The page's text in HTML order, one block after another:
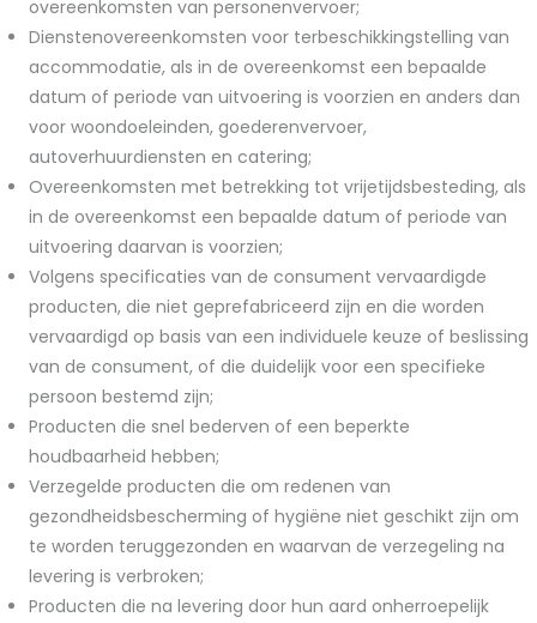
overeenkomsten van personenvervoer;
Dienstenovereenkomsten voor terbeschikkingstelling van
accommodatie, als in de overeenkomst een bepaalde
datum of periode van uitvoering is voorzien en anders dan
voor woondoeleinden, goederenvervoer,
autoverhuurdiensten en catering;
Overeenkomsten met betrekking tot vrijetijdsbesteding, als
in de overeenkomst een bepaalde datum of periode van
uitvoering daarvan is voorzien;
Volgens specificaties van de consument vervaardigde
producten, die niet geprefabriceerd zijn en die worden
vervaardigd op basis van een individuele keuze of beslissing
van de consument, of die duidelijk voor een specifieke
persoon bestemd zijn;
Producten die snel bederven of een beperkte
houdbaarheid hebben;
Verzegelde producten die om redenen van
gezondheidsbescherming of hygiëne niet geschikt zijn om
te worden teruggezonden en waarvan de verzegeling na
levering is verbroken;
Producten die na levering door hun aard onherroepelijk